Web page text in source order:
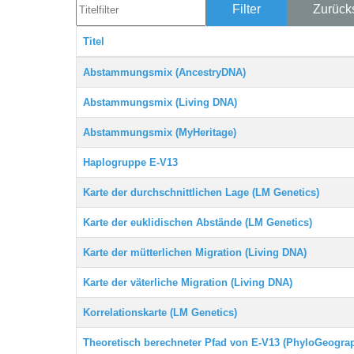
Filter
Titel
Abstammungsmix (AncestryDNA)
Abstammungsmix (Living DNA)
Abstammungsmix (MyHeritage)
Haplogruppe E-V13
Karte der durchschnittlichen Lage (LM Genetics)
Karte der euklidischen Abstände (LM Genetics)
Karte der mütterlichen Migration (Living DNA)
Karte der väterliche Migration (Living DNA)
Korrelationskarte (LM Genetics)
Theoretisch berechneter Pfad von E-V13